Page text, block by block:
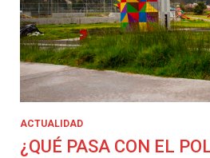
ACTUALIDAD
¿QUÉ PASA CON EL